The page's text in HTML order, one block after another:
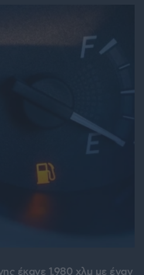
έκανε 1.980 χλμ με έναν